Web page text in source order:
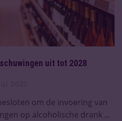
uit tot 2028
om de invoering van
op alcoholische drank ...